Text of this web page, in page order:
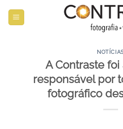
A Contraste
responsável por
fotográfico